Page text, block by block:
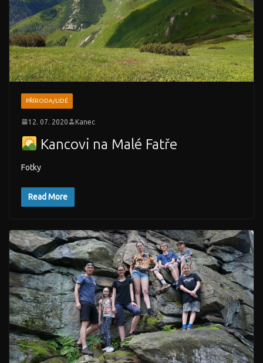
PŘÍRODA/LIDÉ
12. 07. 2020 Kanec
Kancovi na Malé Fatře
Fotky
Read More